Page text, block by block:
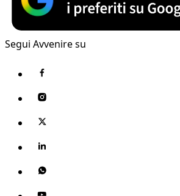
Segui Avvenire su